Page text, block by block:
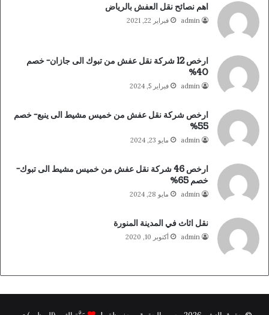
اهم نصائح نقل العفش بالرياض
admin فبراير 22, 2021
ارخص 12 شركة نقل عفش من تبوك الى جازان- خصم
40%
admin فبراير 5, 2024
ارخص شركة نقل عفش من خميس مشيط الى ينبع- خصم
55%
admin مايو 23, 2024
ارخص 46 شركة نقل عفش من خميس مشيط الى تبوك-
خصم 65%
admin مايو 28, 2024
نقل اثاث في المدينة المنورة
admin أكتوبر 10, 2020